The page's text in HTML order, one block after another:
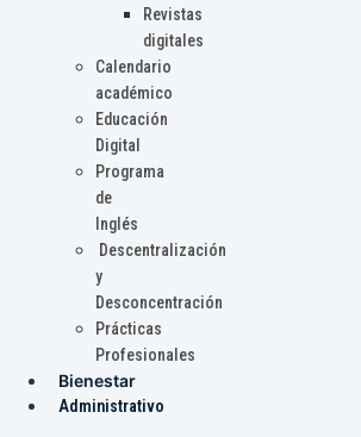
Revistas
digitales
Calendario
académico
Educación
Digital
Programa
de
Inglés
Descentralización
y
Desconcentración
Prácticas
Profesionales
Bienestar
Administrativo